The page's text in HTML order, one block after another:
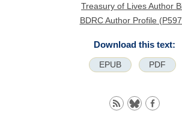
Treasury of Lives Author
BDRC Author Profile
Download this text:
EPUB PDF